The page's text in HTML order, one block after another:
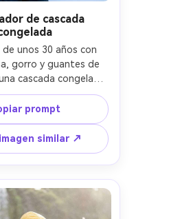
de cascada
de unos 30 años con
gorro y guantes de
cascada congelada
de hielo azul, aliento
invernal fría, luz suave
con Nikon Z9, 70-
encuadre pecho
nítido de hielo,
y tela fotorrealista,
fría --ar
4:5
prompt
similar ↗